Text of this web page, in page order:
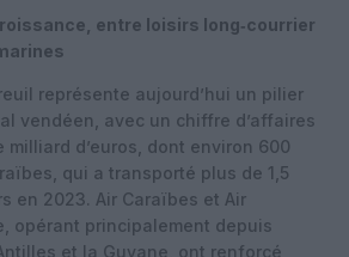
entre loisirs long‑courrier
représente aujourd’hui un pilier
vendéen, avec un chiffre d’affaires
d’euros, dont environ 600
qui a transporté plus de 1,5
en 2023. Air Caraïbes et Air
opérant principalement depuis
et la Guyane, ont renforcé